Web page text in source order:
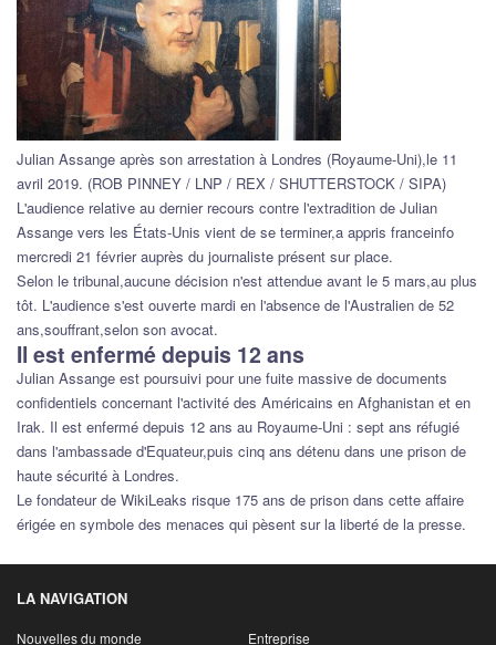
Julian Assange après son arrestation à Londres (Royaume-Uni),le 11
avril 2019. (ROB PINNEY / LNP / REX / SHUTTERSTOCK / SIPA)
L'audience relative au dernier recours contre l'extradition de Julian
Assange vers les États-Unis vient de se terminer,a appris franceinfo
mercredi 21 février auprès du journaliste présent sur place.
Selon le tribunal,aucune décision n'est attendue avant le 5 mars,au plus
tôt. L'audience s'est ouverte mardi en l'absence de l'Australien de 52
ans,souffrant,selon son avocat.
Il est enfermé depuis 12 ans
Julian Assange est poursuivi pour une fuite massive de documents
confidentiels concernant l'activité des Américains en Afghanistan et en
Irak. Il est enfermé depuis 12 ans au Royaume-Uni : sept ans réfugié
dans l'ambassade d'Equateur,puis cinq ans détenu dans une prison de
haute sécurité à Londres.
Le fondateur de WikiLeaks risque 175 ans de prison dans cette affaire
érigée en symbole des menaces qui pèsent sur la liberté de la presse.
LA NAVIGATION
Nouvelles du monde Entreprise